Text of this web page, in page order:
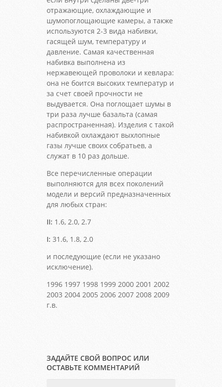
отражающие, охлаждающие и
шумопоглощающие камеры, а также
используются 2-3 вида набивки,
гасящей шум, температуру и
давление. Самая качественная
набивка выполнена из
нержавеющей проволоки и кевлара:
она не боится высоких температур и
за счет своей прочности не
выдувается. Она поглощает шумы в
три раза лучше базальта (самая
распространенная). Изделия с такой
набивкой охлаждают выхлопные
газы лучше своих собратьев, а
служат в 10 раз дольше.
Все перечисленные операции
выполняются для всех поколений
модели и версий предназначенных
для любых стран:
II: 1.6, 2.0, 2.7
I: 31.6, 1.8, 2.0
и последующие (если не указано
исключение).
1996 1997 1998 1999 2000 2001 2002
2003 2004 2005 2006 2007 2008 2009
г.в.
ЗАДАЙТЕ СВОЙ ВОПРОС ИЛИ
ОСТАВЬТЕ КОММЕНТАРИЙ